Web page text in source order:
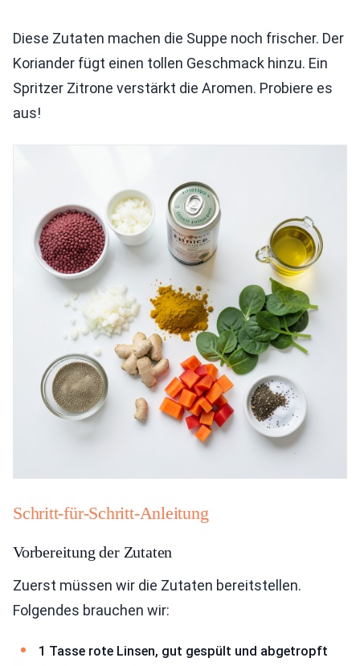
Diese Zutaten machen die Suppe noch frischer. Der
Koriander fügt einen tollen Geschmack hinzu. Ein
Spritzer Zitrone verstärkt die Aromen. Probiere es
aus!
Schritt-für-Schritt-Anleitung
Vorbereitung der Zutaten
Zuerst müssen wir die Zutaten bereitstellen.
Folgendes brauchen wir:
1 Tasse rote Linsen, gut gespült und abgetropft